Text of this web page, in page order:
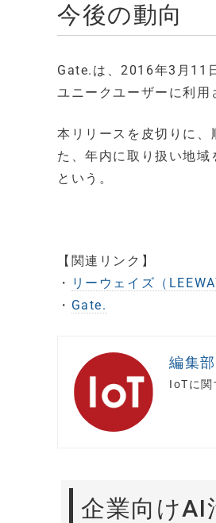
今後の動向
Gate.は、2016年3月11
ユニークユーザーに利用
本リリースを皮切りに、
た、年内に取り扱い地
という。
【関連リンク】
・ リーウェイズ（
・ Gate.
編集部
IoTに関
企業向けAI